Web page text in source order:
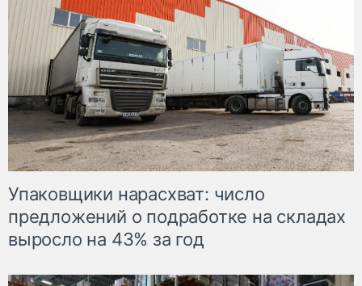
Упаковщики нарасхват: число
предложений о подработке на складах
выросло на 43% за год